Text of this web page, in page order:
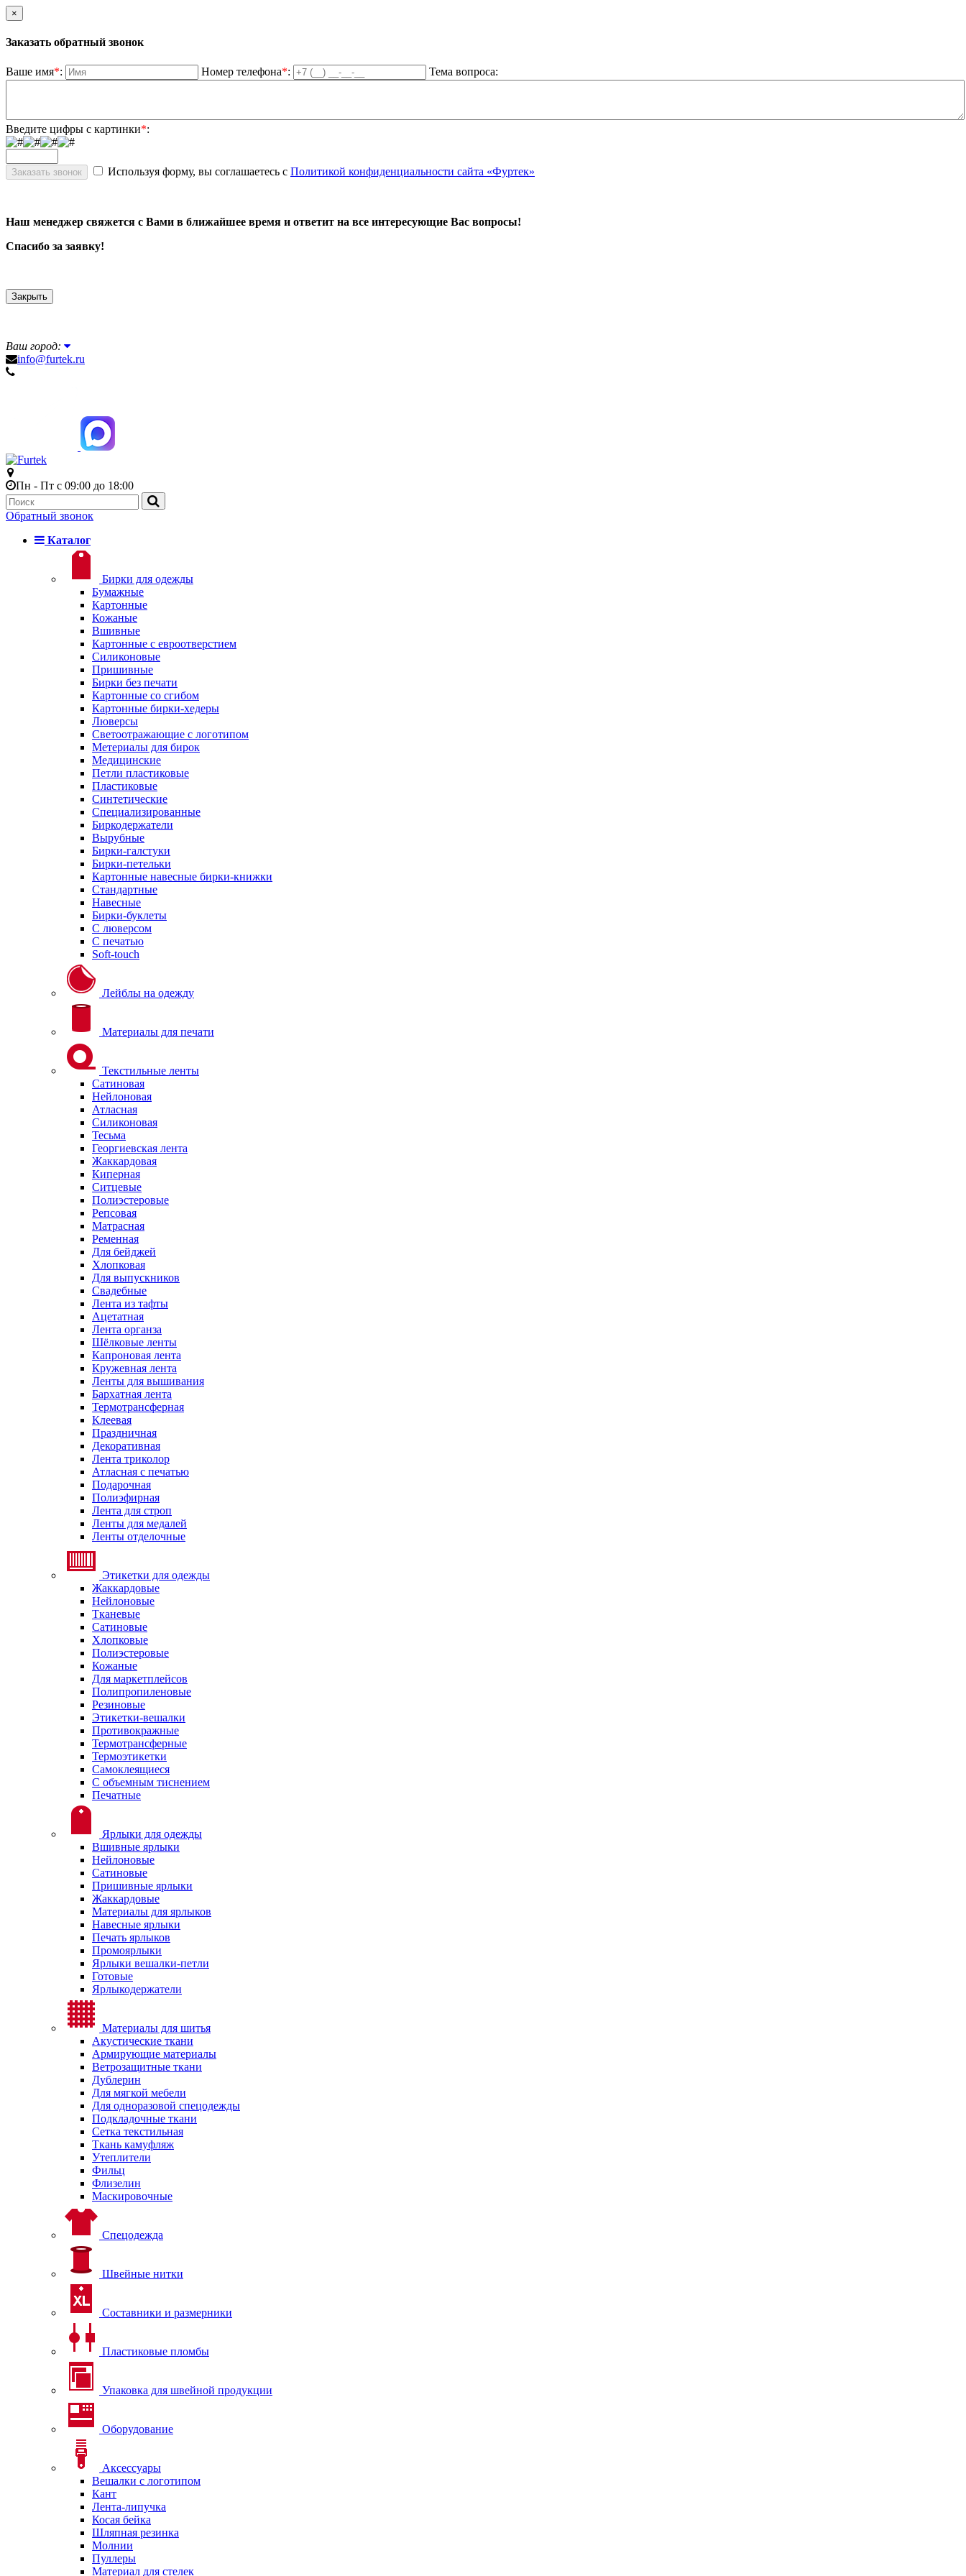
×
Заказать обратный звонок
Ваше имя*: Номер телефона*: Тема вопроса:
Введите цифры с картинки*:
Используя форму, вы соглашаетесь с Политикой конфиденциальности сайта «Фуртек»
Наш менеджер свяжется с Вами в ближайшее время и ответит на все интересующие Вас вопросы!
Спасибо за заявку!
Закрыть
Ваш город:
info@furtek.ru
Пн - Пт с 09:00 до 18:00
Обратный звонок
Каталог
Бирки для одежды
Бумажные
Картонные
Кожаные
Вшивные
Картонные с евроотверстием
Силиконовые
Пришивные
Бирки без печати
Картонные со сгибом
Картонные бирки-хедеры
Люверсы
Светоотражающие с логотипом
Метериалы для бирок
Медицинские
Петли пластиковые
Пластиковые
Синтетические
Специализированные
Биркодержатели
Вырубные
Бирки-галстуки
Бирки-петельки
Картонные навесные бирки-книжки
Стандартные
Навесные
Бирки-буклеты
С люверсом
С печатью
Soft-touch
Лейблы на одежду
Материалы для печати
Текстильные ленты
Сатиновая
Нейлоновая
Атласная
Силиконовая
Тесьма
Георгиевская лента
Жаккардовая
Киперная
Ситцевые
Полиэстеровые
Репсовая
Матрасная
Ременная
Для бейджей
Хлопковая
Для выпускников
Свадебные
Лента из тафты
Ацетатная
Лента органза
Шёлковые ленты
Капроновая лента
Кружевная лента
Ленты для вышивания
Бархатная лента
Термотрансферная
Клеевая
Праздничная
Декоративная
Лента триколор
Атласная с печатью
Подарочная
Полиэфирная
Лента для строп
Ленты для медалей
Ленты отделочные
Этикетки для одежды
Жаккардовые
Нейлоновые
Тканевые
Сатиновые
Хлопковые
Полиэстеровые
Кожаные
Для маркетплейсов
Полипропиленовые
Резиновые
Этикетки-вешалки
Противокражные
Термотрансферные
Термоэтикетки
Самоклеящиеся
С объемным тиснением
Печатные
Ярлыки для одежды
Вшивные ярлыки
Нейлоновые
Сатиновые
Пришивные ярлыки
Жаккардовые
Материалы для ярлыков
Навесные ярлыки
Печать ярлыков
Промоярлыки
Ярлыки вешалки-петли
Готовые
Ярлыкодержатели
Материалы для шитья
Акустические ткани
Армирующие материалы
Ветрозащитные ткани
Дублерин
Для мягкой мебели
Для одноразовой спецодежды
Подкладочные ткани
Сетка текстильная
Ткань камуфляж
Утеплители
Фильц
Флизелин
Маскировочные
Спецодежда
Швейные нитки
Составники и размерники
Пластиковые пломбы
Упаковка для швейной продукции
Оборудование
Аксессуары
Вешалки с логотипом
Кант
Лента-липучка
Косая бейка
Шляпная резинка
Молнии
Пуллеры
Материал для стелек